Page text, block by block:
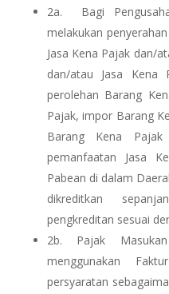
2a. Bagi
melakukan
Jasa Kena Pajak dan/
dan/atau Jasa Kena
perolehan Barang
Pajak, impor Barang
Barang Kena
pemanfaatan Jasa
Pabean di dalam
dikreditkan
pengkreditan sesuai
2b. Pajak
menggunakan
persyaratan